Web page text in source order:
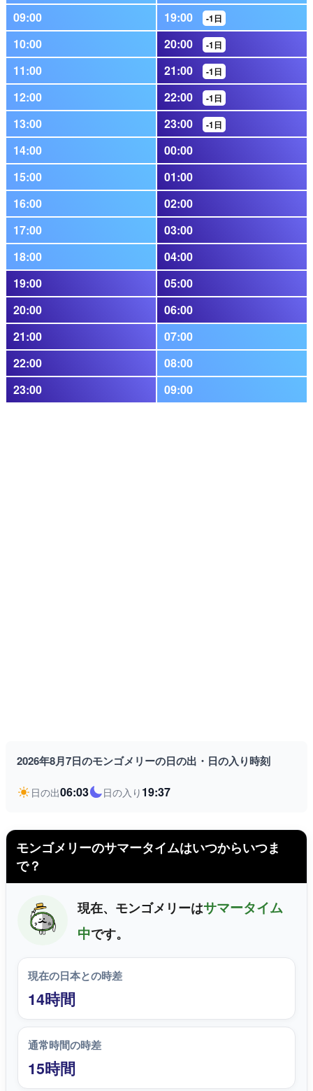
09:00 19:00 -1日
10:00 20:00 -1日
11:00 21:00 -1日
12:00 22:00 -1日
13:00 23:00 -1日
14:00
00:00
15:00
01:00
16:00
02:00
17:00
03:00
18:00
04:00
19:00
05:00
20:00
06:00
21:00
07:00
22:00
08:00
23:00
09:00
2026年8月7日のモンゴメリーの日の出・日の入り時刻
日の出06:03 日の入り 19:37
モンゴメリーのサマータイムはいつからいつま
で？
現在、モンゴメリーはサマータイム
中です。
現在の日本との時差
14時間
通常時間の時差
15時間